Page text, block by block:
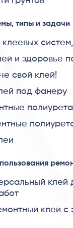
типы и задачи
и здоровье
свой клей!
под фанеру
клей
клей с